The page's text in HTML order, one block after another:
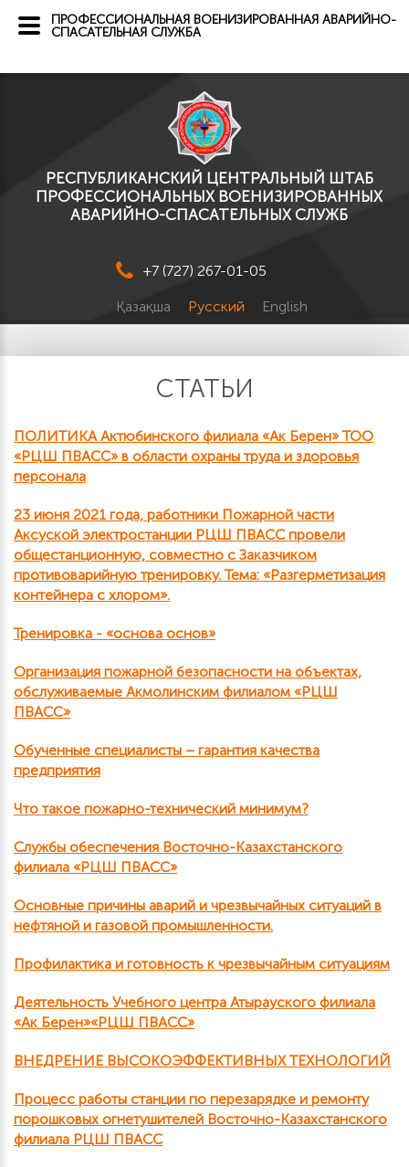
РЕСПУБЛИКАНСКИЙ ЦЕНТРАЛЬНЫЙ ШТАБ
ПРОФЕССИОНАЛЬНЫХ ВОЕНИЗИРОВАННЫХ
АВАРИЙНО-СПАСАТЕЛЬНЫХ СЛУЖБ
+7 (727) 267-01-05
Қазақша Русский English
СТАТЬИ
ПОЛИТИКА Актюбинского филиала «Ак Берен» ТОО
«РЦШ ПВАСС» в области охраны труда и здоровья
персонала
23 июня 2021 года, работники Пожарной части
Аксуской электростанции РЦШ ПВАСС провели
общестанционную, совместно с Заказчиком
противоварийную тренировку. Тема: «Разгерметизация
контейнера с хлором».
Тренировка - «основа основ»
Организация пожарной безопасности на объектах,
обслуживаемые Акмолинским филиалом «РЦШ
ПВАСС»
Обученные специалисты – гарантия качества
предприятия
Что такое пожарно-технический минимум?
Службы обеспечения Восточно-Казахстанского
филиала «РЦШ ПВАСС»
Основные причины аварий и чрезвычайных ситуаций в
нефтяной и газовой промышленности.
Профилактика и готовность к чрезвычайным ситуациям
Деятельность Учебного центра Атырауского филиала
«Ак Берен»«РЦШ ПВАСС»
ВНЕДРЕНИЕ ВЫСОКОЭФФЕКТИВНЫХ ТЕХНОЛОГИЙ
Процесс работы станции по перезарядке и ремонту
порошковых огнетушителей Восточно-Казахстанского
филиала РЦШ ПВАСС
ПРОФЕССИОНАЛЬНАЯ ВОЕНИЗИРОВАННАЯ АВАРИЙНО-
СПАСАТЕЛЬНАЯ СЛУЖБА